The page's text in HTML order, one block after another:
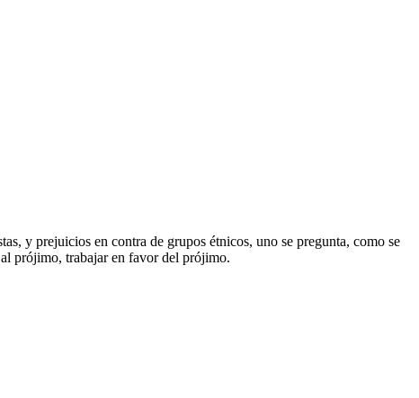
y prejuicios en contra de grupos étnicos, uno se pregunta, como se
prójimo, trabajar en favor del prójimo.